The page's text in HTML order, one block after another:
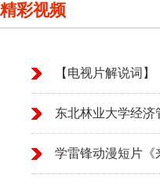
精彩视频
【电视片解说词
东北林业大学经济
学雷锋动漫短片《